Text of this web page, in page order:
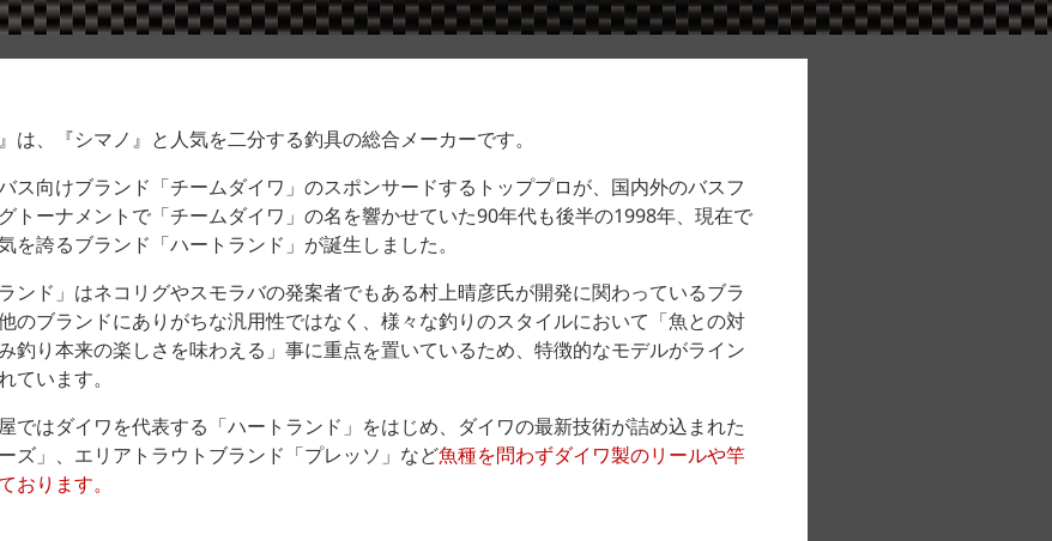
は、『シマノ』と人気を二分する釣具の総合メーカーです。
ス向けブランド「チームダイワ」のスポンサードするトッププロが、国内外のバスフ
トーナメントで「チームダイワ」の名を響かせていた90年代も後半の1998年、現在で
を誇るブランド「ハートランド」が誕生しました。
ランド」はネコリグやスモラバの発案者でもある村上晴彦氏が開発に関わっているブラ
のブランドにありがちな汎用性ではなく、様々な釣りのスタイルにおいて「魚との対
釣り本来の楽しさを味わえる」事に重点を置いているため、特徴的なモデルがライン
ています。
ではダイワを代表する「ハートランド」をはじめ、ダイワの最新技術が詰め込まれた
ーズ」、エリアトラウトブランド「プレッソ」など魚種を問わずダイワ製のリールや竿
おります。